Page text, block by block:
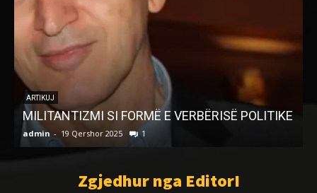
ARTIKUJ
MILITANTIZMI SI FORMË E VERBËRISË POLITIKE
admin - 19 Qershor 2025 1
Zgjedhur nga EditorI